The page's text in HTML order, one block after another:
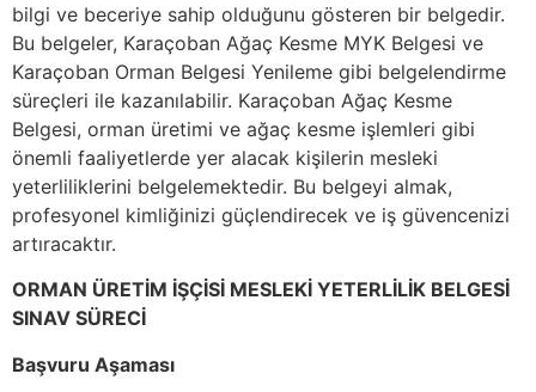
bilgi ve beceriye sahip olduğunu gösteren bir belgedir.
Bu belgeler, Karaçoban Ağaç Kesme MYK Belgesi ve
Karaçoban Orman Belgesi Yenileme gibi belgelendirme
süreçleri ile kazanılabilir. Karaçoban Ağaç Kesme
Belgesi, orman üretimi ve ağaç kesme işlemleri gibi
önemli faaliyetlerde yer alacak kişilerin mesleki
yeterliliklerini belgelemektedir. Bu belgeyi almak,
profesyonel kimliğinizi güçlendirecek ve iş güvencenizi
artıracaktır.
ORMAN ÜRETİM İŞÇİSİ MESLEKİ YETERLİLİK BELGESİ
SINAV SÜRECİ
Başvuru Aşaması